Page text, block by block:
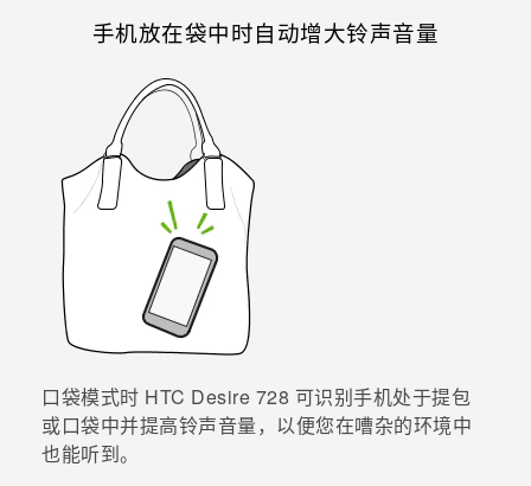
手机放在袋中时自动增大铃声音量
口袋模式时 HTC Desire 728 可识别手机处于提包
或口袋中并提高铃声音量，以便您在嘈杂的环境中
也能听到。